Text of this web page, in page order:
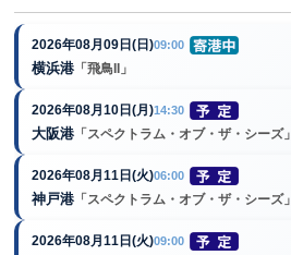
2026年08月09日(日)09:00
横浜港 「飛鳥II」
2026年08月10日(月)14:30
大阪港 「スペクトラム・オブ・ザ・シーズ」
2026年08月11日(火)06:00
神戸港 「スペクトラム・オブ・ザ・シーズ」
2026年08月11日(火)09:00